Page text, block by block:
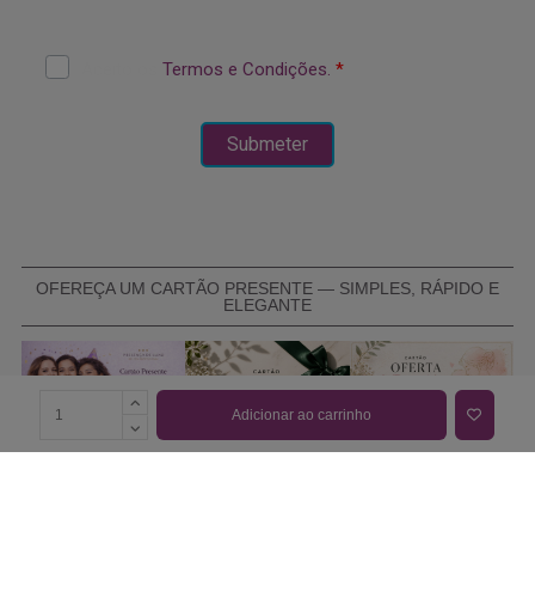
Adicionar ao carrinho
OFEREÇA UM CARTÃO PRESENTE — SIMPLES, RÁPIDO E
ELEGANTE